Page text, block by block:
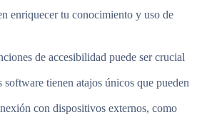
enriquecer tu conocimiento y uso de
de accesibilidad puede ser crucial
tienen atajos únicos que pueden
con dispositivos externos, como